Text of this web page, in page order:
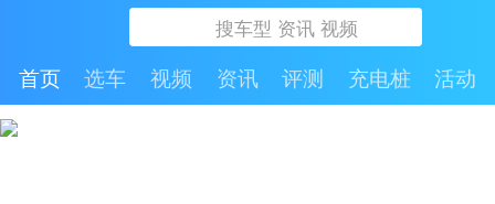
首页 选车 视频 资讯 评测 充电桩 活动